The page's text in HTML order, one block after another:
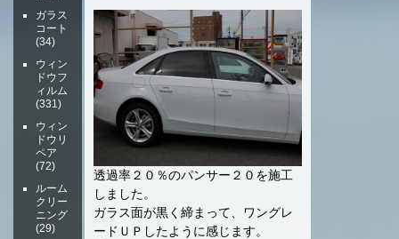
透過率２０％のパンサー２０を施工
しました。
ガラス面が黒く締まって、ワングレ
ードＵＰしたように感じます。
ガラス
コート
(34)
ウィン
ドウフ
ィルム
(331)
ウィン
ドウリ
ペア
(72)
ルーム
クリー
ニング
(29)